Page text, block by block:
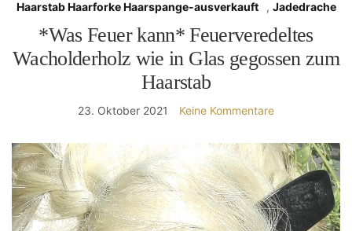
Haarstab Haarforke Haarspange-ausverkauft , Jadedrache
*Was Feuer kann* Feuerveredeltes
Wacholderholz wie in Glas gegossen zum
Haarstab
23. Oktober 2021 Keine Kommentare